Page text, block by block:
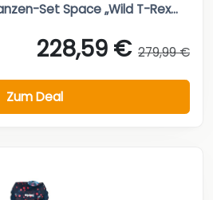
Set Space „Wild T-Rex...
228,59 € 279,99 €
Zum Deal